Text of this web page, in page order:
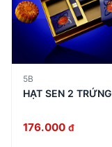
5B
HẠT SEN 2 TRỨNG
176.000 đ